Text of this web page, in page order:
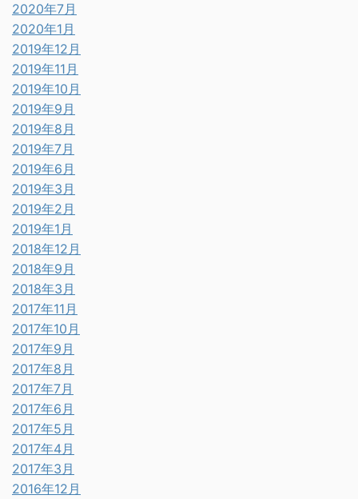
2020年7月
2020年1月
2019年12月
2019年11月
2019年10月
2019年9月
2019年8月
2019年7月
2019年6月
2019年3月
2019年2月
2019年1月
2018年12月
2018年9月
2018年3月
2017年11月
2017年10月
2017年9月
2017年8月
2017年7月
2017年6月
2017年5月
2017年4月
2017年3月
2016年12月